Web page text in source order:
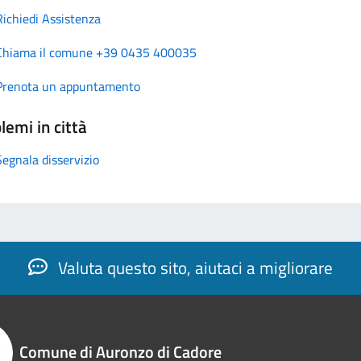
Assistenza
il comune +39 0435 400035
un appuntamento
in città
disservizio
Valuta questo sito, aiutaci a migliorare
Comune di Auronzo di Cadore